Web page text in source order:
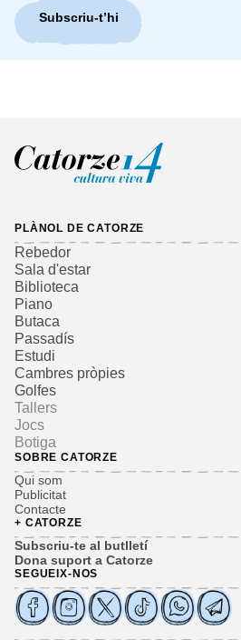
Subscriu-t’hi
PLÀNOL DE CATORZE
Rebedor
Sala d'estar
Biblioteca
Piano
Butaca
Passadís
Estudi
Cambres pròpies
Golfes
Tallers
Jocs
Botiga
SOBRE CATORZE
Qui som
Publicitat
Contacte
+ CATORZE
Subscriu-te al butlletí
Dona suport a Catorze
SEGUEIX-NOS